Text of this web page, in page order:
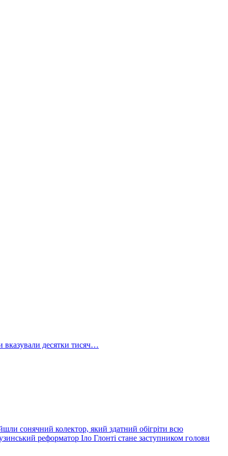
вказували десятки тисяч…
сонячний колектор, який здатний обігріти всю
реформатор Іло Глонті стане заступником голови